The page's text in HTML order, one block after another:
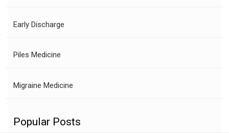
Early Discharge
Piles Medicine
Migraine Medicine
Popular Posts